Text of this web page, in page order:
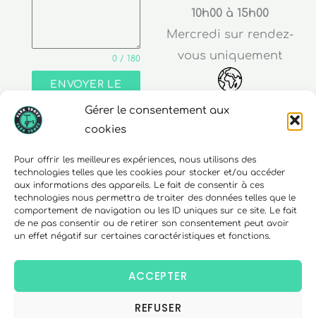
Gérer le consentement aux
cookies
Pour offrir les meilleures expériences, nous utilisons des
technologies telles que les cookies pour stocker et/ou accéder
aux informations des appareils. Le fait de consentir à ces
technologies nous permettra de traiter des données telles que le
comportement de navigation ou les ID uniques sur ce site. Le fait
de ne pas consentir ou de retirer son consentement peut avoir
un effet négatif sur certaines caractéristiques et fonctions.
ACCEPTER
REFUSER
0 / 180
ENVOYER LE
10h00 à 15h00
Mercredi sur rendez-
vous uniquement
30 rue Edouard Richard
68000 Colmar
Téléphone
Copyright © 2026 FlexTrott.